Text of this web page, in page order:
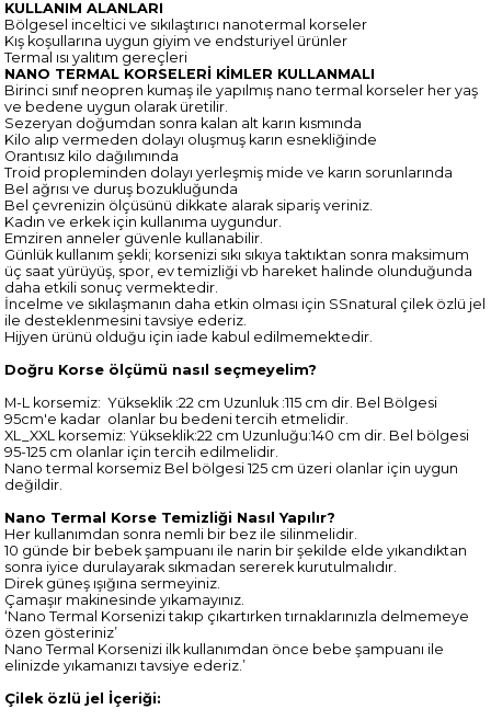
KULLANIM ALANLARI
Bölgesel inceltici ve sıkılaştırıcı nanotermal korseler
Kış koşullarına uygun giyim ve endsturiyel ürünler
Termal ısı yalıtım gereçleri
NANO TERMAL KORSELERİ KİMLER KULLANMALI
Birinci sınıf neopren kumaş ile yapılmış nano termal korseler her yaş
ve bedene uygun olarak üretilir.
Sezeryan doğumdan sonra kalan alt karın kısmında
Kilo alıp vermeden dolayı oluşmuş karın esnekliğinde
Orantısız kilo dağılımında
Troid propleminden dolayı yerleşmiş mide ve karın sorunlarında
Bel ağrısı ve duruş bozukluğunda
Bel çevrenizin ölçüsünü dikkate alarak sipariş veriniz.
Kadın ve erkek için kullanıma uygundur.
Emziren anneler güvenle kullanabilir.
Günlük kullanım şekli; korsenizi sıkı sıkıya taktıktan sonra maksimum
üç saat yürüyüş, spor, ev temizliği vb hareket halinde olunduğunda
daha etkili sonuç vermektedir.
İncelme ve sıkılaşmanın daha etkin olması için SSnatural çilek özlü jel
ile desteklenmesini tavsiye ederiz.
Hijyen ürünü olduğu için iade kabul edilmemektedir.
Doğru Korse ölçümü nasıl seçmeyelim?
M-L korsemiz: Yükseklik :22 cm Uzunluk :115 cm dir. Bel Bölgesi
95cm'e kadar olanlar bu bedeni tercih etmelidir.
XL_XXL korsemiz: Yükseklik:22 cm Uzunluğu:140 cm dir. Bel bölgesi
95-125 cm olanlar için tercih edilmelidir.
Nano termal korsemiz Bel bölgesi 125 cm üzeri olanlar için uygun
değildir.
Nano Termal Korse Temizliği Nasıl Yapılır?
Her kullanımdan sonra nemli bir bez ile silinmelidir.
10 günde bir bebek şampuanı ile narin bir şekilde elde yıkandıktan
sonra iyice durulayarak sıkmadan sererek kurutulmalıdır.
Direk güneş ışığına sermeyiniz.
Çamaşır makinesinde yıkamayınız.
‘Nano Termal Korsenizi takıp çıkartırken tırnaklarınızla delmemeye
özen gösteriniz’
Nano Termal Korsenizi ilk kullanımdan önce bebe şampuanı ile
elinizde yıkamanızı tavsiye ederiz.’
Çilek özlü jel İçeriği: